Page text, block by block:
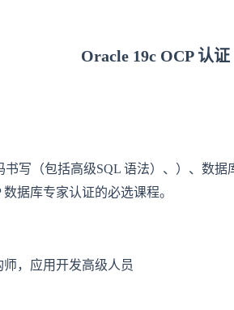
Oracle 19c OCP 认证
书写（包括高级SQL 语法）、）、
据库专家认证的必选课程。
，应用开发高级人员